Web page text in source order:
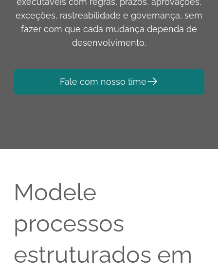
exceções, rastreabilidade e governança, sem
fazer com que cada mudança dependa de
desenvolvimento.
Fale com nosso time
Modele
processos
estruturados em